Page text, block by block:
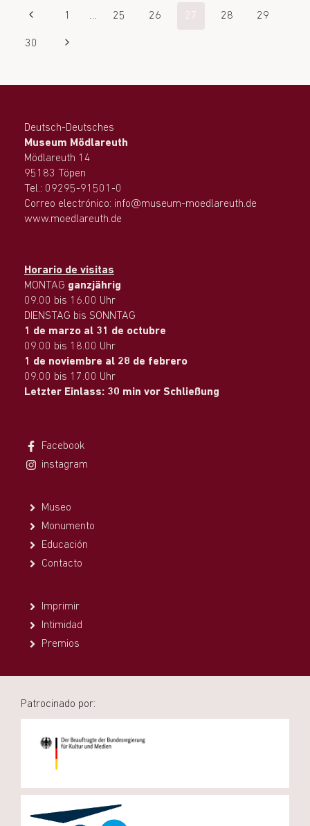
1 … 25 26 27 28 29
30
Deutsch-Deutsches
Museum Mödlareuth
Mödlareuth 14
95183 Töpen
Tel.: 09295-91501-0
Correo electrónico: info@museum-moedlareuth.de
www.moedlareuth.de
Horario de visitas
MONTAG ganzjährig
09.00 bis 16.00 Uhr
DIENSTAG bis SONNTAG
1 de marzo al 31 de octubre
09.00 bis 18.00 Uhr
1 de noviembre al 28 de febrero
09.00 bis 17.00 Uhr
Letzter Einlass: 30 min vor Schließung
Facebook
instagram
Museo
Monumento
Educación
Contacto
Imprimir
Intimidad
Premios
Patrocinado por: